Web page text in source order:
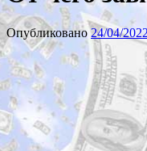
Опубликовано24/04/2022